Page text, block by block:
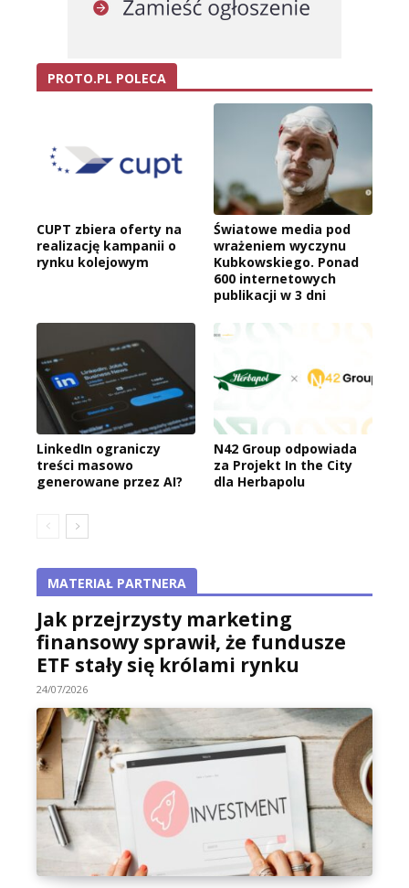
PROTO.PL POLECA
CUPT zbiera oferty na
realizację kampanii o
rynku kolejowym
Światowe media pod
wrażeniem wyczynu
Kubkowskiego. Ponad
600 internetowych
publikacji w 3 dni
LinkedIn ograniczy
treści masowo
generowane przez AI?
N42 Group odpowiada
za Projekt In the City
dla Herbapolu
MATERIAŁ PARTNERA
Jak przejrzysty marketing
finansowy sprawił, że fundusze
ETF stały się królami rynku
24/07/2026